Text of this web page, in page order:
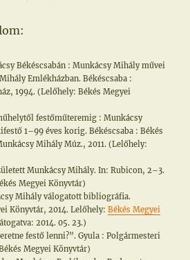
Békéscsabán : Munkácsy Mihály művei
Emlékházban. Békéscsaba :
1994. (Lelőhely: Békés Megyei
festőműteremig : Munkácsy
1–99 éves korig. Békéscsaba : Békés
Mihály Múz., 2011. (Lelőhely:
Munkácsy Mihály. In: Rubicon, 2–3.
Megyei Könyvtár)
Mihály válogatott bibliográfia.
Könyvtár, 2014. Lelőhely:Békés Megyei
2014. 05. 23.)
festő lenni?”. Gyula : Polgármesteri
Megyei Könyvtár)